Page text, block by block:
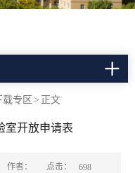
载专区 > 正文
室开放申请表
作者： 点击： 698